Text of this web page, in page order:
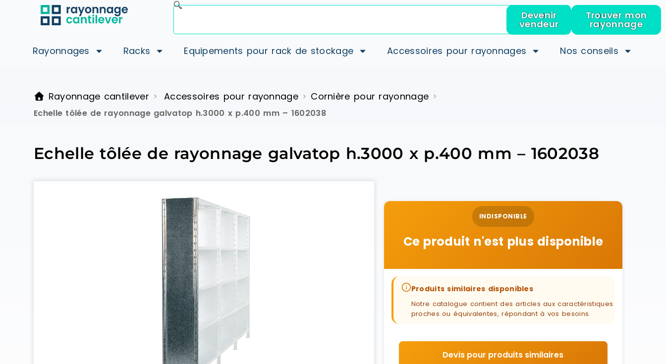
Devenir
vendeur
Trouver mon
rayonnage
Rayonnages Racks Equipements pour rack de stockage Accessoires pour rayonnages Nos conseils
Rayonnage cantilever > Accessoires pour rayonnage > Cornière pour rayonnage >
Echelle tôlée de rayonnage galvatop h.3000 x p.400 mm – 1602038
Echelle tôlée de rayonnage galvatop h.3000 x p.400 mm – 1602038
INDISPONIBLE
Ce produit n'est plus disponible
Produits similaires disponibles
Notre catalogue contient des articles aux caractéristiques
proches ou équivalentes, répondant à vos besoins.
Devis pour produits similaires